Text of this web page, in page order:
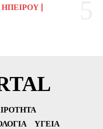
ΗΠΕΊΡΟΥ
ΥΓΕΊΑ